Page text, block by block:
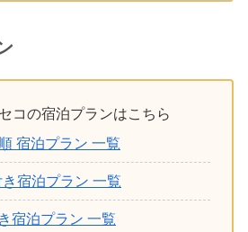
コの宿泊プランはこちら
宿泊プラン 一覧
宿泊プラン 一覧
宿泊プラン 一覧